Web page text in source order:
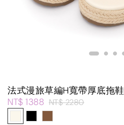
法式漫旅草編H寬帶厚底拖鞋
NT$ 1388 NT$ 2280